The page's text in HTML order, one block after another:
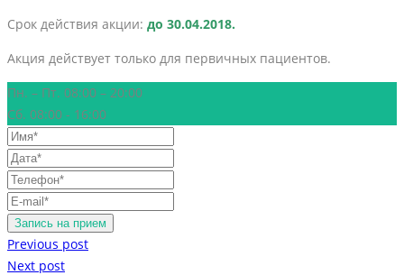
Срок действия акции: до 30.04.2018.
Акция действует только для первичных пациентов.
Пн. – Пт. 08:00 – 20:00
Сб. 08:00 - 16:00
Previous post
Next post